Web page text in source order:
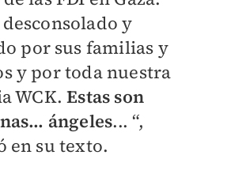
y
por sus familias y
y por toda nuestra
WCK.Estas son
ángeles... “,
en su texto.